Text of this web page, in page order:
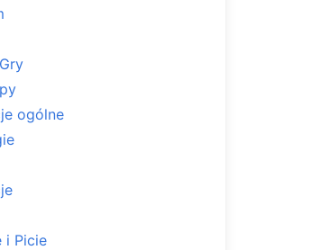
ogólne
i Picie